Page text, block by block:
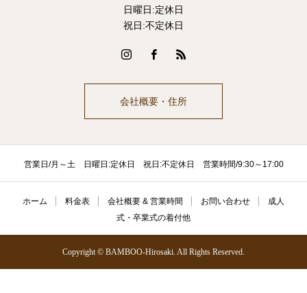
日曜日:定休日
祝日:不定休日
会社概要・住所
営業日/月～土 日曜日:定休日 祝日:不定休日 営業時間/9:30～17:00
ホーム 料金表 会社概要 & 営業時間 お問い合わせ
成人
式・卒業式の着付他
Copyright © BAMBOO-Hirosaki. All Rights Reserved.